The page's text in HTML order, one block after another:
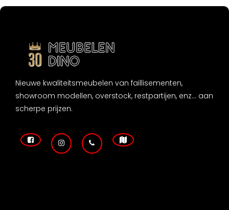
Nieuwe kwaliteitsmeubelen van faillisementen,
showroom modellen, overstock, restpartijen, enz... aan
scherpe prijzen.